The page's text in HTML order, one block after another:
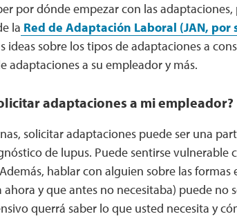
por dónde empezar con las
la Red de Adaptación Laboral (JAN, por
ideas sobre los tipos de adaptaciones a
adaptaciones a su empleador y más.
adaptaciones a mi empleador?
solicitar adaptaciones puede ser una
de lupus. Puede sentirse
hablar con alguien sobre las
y que antes no necesitaba) puede no
querrá saber lo que usted necesita y